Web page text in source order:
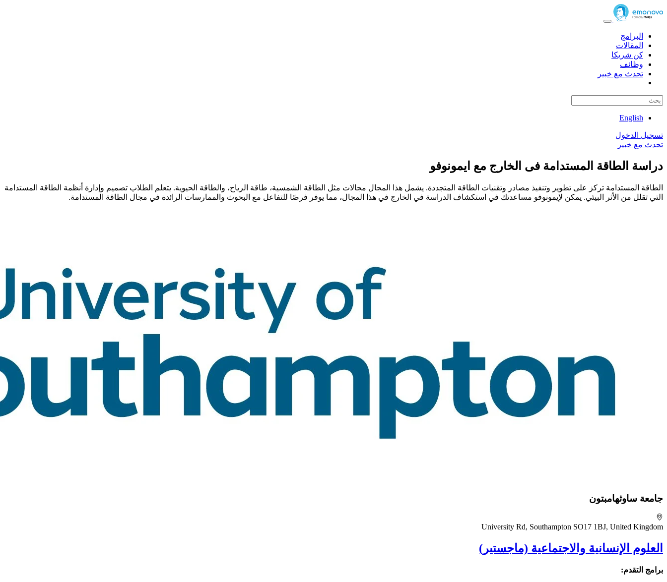
البرامج
المقالات
كن شريكا
وظائف
تحدث مع خبير
English
تسجيل الدخول
تحدث مع خبير
دراسة الطاقة المستدامة فى الخارج مع ايمونوفو
الطاقة المستدامة تركز على تطوير وتنفيذ مصادر وتقنيات الطاقة المتجددة. يشمل هذا المجال مجالات مثل الطاقة الشمسية، طاقة الرياح، والطاقة الحيوية. يتعلم الطلاب تصميم وإدارة أنظمة الطاقة المستدامة
التي تقلل من الأثر البيئي. يمكن لإيمونوفو مساعدتك في استكشاف الدراسة في الخارج في هذا المجال، مما يوفر فرصًا للتفاعل مع البحوث والممارسات الرائدة في مجال الطاقة المستدامة.
جامعة ساوثهامبتون
University Rd, Southampton SO17 1BJ, United Kingdom
العلوم الإنسانية والاجتماعية (ماجستير)
برامج التقدم: